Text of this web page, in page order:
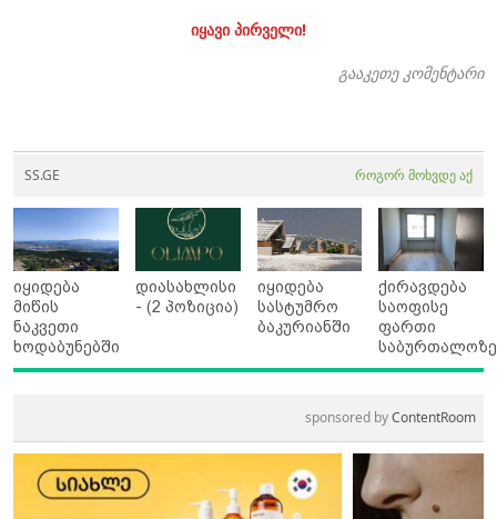
იყავი პირველი!
გააკეთე კომენტარი
SS.GE როგორ მოხვდე აქ
იყიდება
მიწის
ნაკვეთი
ხოდაბუნებში
დიასახლისი
- (2 პოზიცია)
იყიდება
სასტუმრო
ბაკურიანში
ქირავდება
საოფისე
ფართი
საბურთალოზე
sponsored byContentRoom